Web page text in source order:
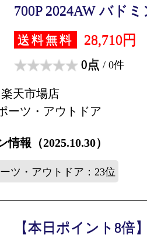
700P 2024AW バドミ
送料無料 28,710円
0点 / 0件
天市場店
ーツ・アウトドア
報（2025.10.30）
ツ・アウトドア：23位
【本日ポイント8倍